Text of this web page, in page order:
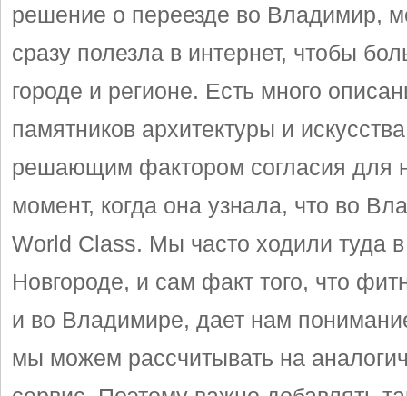
решение о переезде во Владимир,
сразу полезла в интернет, чтобы
городе и регионе. Есть много
памятников архитектуры и
решающим фактором согласия для
момент, когда она узнала, что во
World Class. Мы часто ходили туда
Новгороде, и сам факт того, что
и во Владимире, дает нам
мы можем рассчитывать на